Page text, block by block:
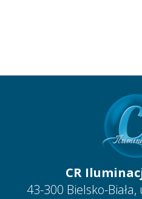
CR
43-300 Bielsko-